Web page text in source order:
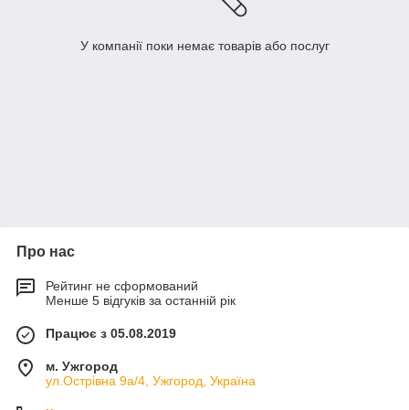
У компанії поки немає товарів або послуг
Про нас
Рейтинг не сформований
Менше 5 відгуків за останній рік
Працює з 05.08.2019
м. Ужгород
ул.Острівна 9а/4, Ужгород, Україна